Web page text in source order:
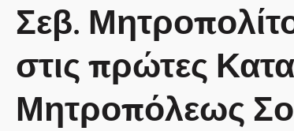
Σεβ.
στις πρώτες
Μητροπόλεως